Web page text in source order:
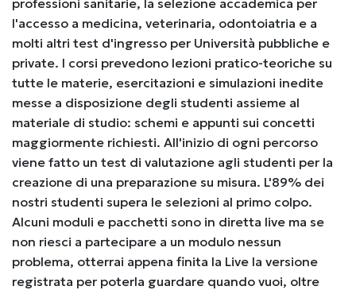
professioni sanitarie, la selezione accademica per
l'accesso a medicina, veterinaria, odontoiatria e a
molti altri test d'ingresso per Università pubbliche e
private. I corsi prevedono lezioni pratico-teoriche su
tutte le materie, esercitazioni e simulazioni inedite
messe a disposizione degli studenti assieme al
materiale di studio: schemi e appunti sui concetti
maggiormente richiesti. All'inizio di ogni percorso
viene fatto un test di valutazione agli studenti per la
creazione di una preparazione su misura. L'89% dei
nostri studenti supera le selezioni al primo colpo.
Alcuni moduli e pacchetti sono in diretta live ma se
non riesci a partecipare a un modulo nessun
problema, otterrai appena finita la Live la versione
registrata per poterla guardare quando vuoi, oltre